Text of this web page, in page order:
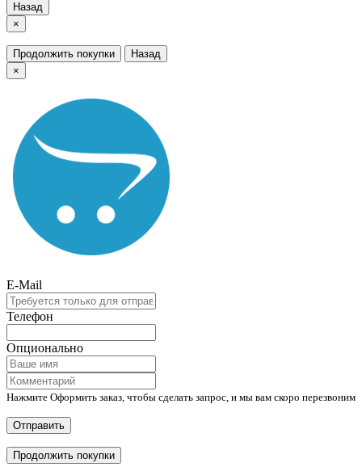
Назад
×
Продолжить покупки
Назад
×
E-Mail
Телефон
Опционально
Нажмите Оформить заказ, чтобы сделать запрос, и мы вам скоро перезвоним
Отправить
Продолжить покупки